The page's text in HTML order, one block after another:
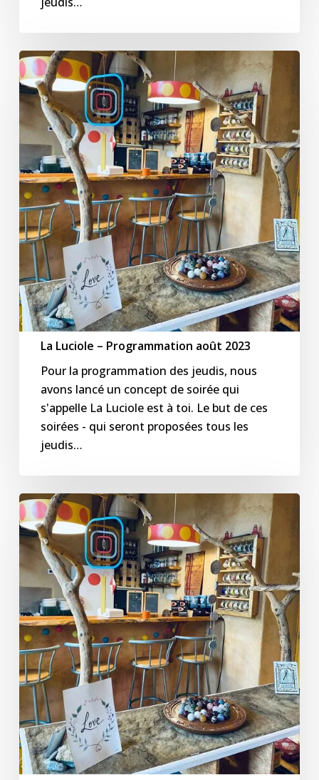
La
Luciole
–
Programmation
août
2023
La Luciole – Programmation août 2023
Pour la programmation des jeudis, nous
avons lancé un concept de soirée qui
s'appelle La Luciole est à toi. Le but de ces
soirées - qui seront proposées tous les
jeudis…
La
Luciole
–
Programmation
juillet
2023